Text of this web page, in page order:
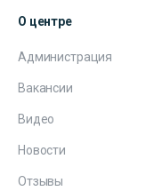
О центре
Администрация
Вакансии
Видео
Новости
Отзывы